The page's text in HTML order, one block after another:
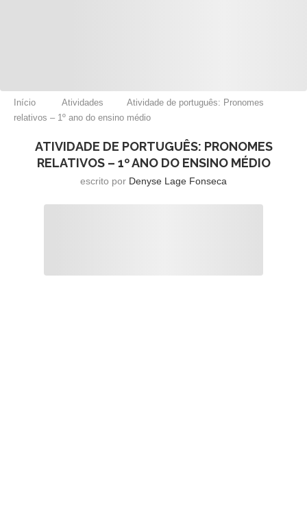
Início Atividades
Atividade de português: Pronomes
relativos – 1º ano do ensino médio
ATIVIDADE DE PORTUGUÊS: PRONOMES
RELATIVOS – 1º ANO DO ENSINO MÉDIO
escrito por Denyse Lage Fonseca